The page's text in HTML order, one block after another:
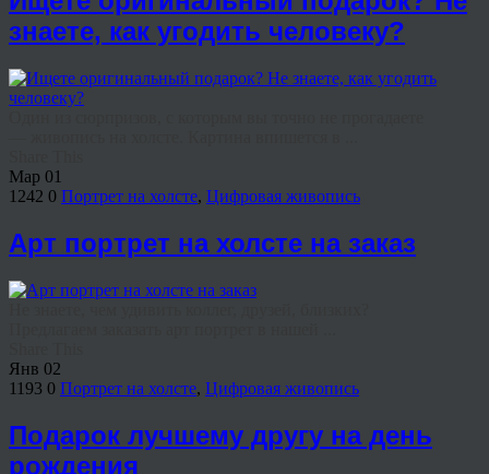
знаете, как угодить человеку?
Мар 01
1242 0 Портрет на холсте, Цифровая живопись
Арт портрет на холсте на заказ
Янв 02
1193 0 Портрет на холсте, Цифровая живопись
Подарок лучшему другу на день
рождения